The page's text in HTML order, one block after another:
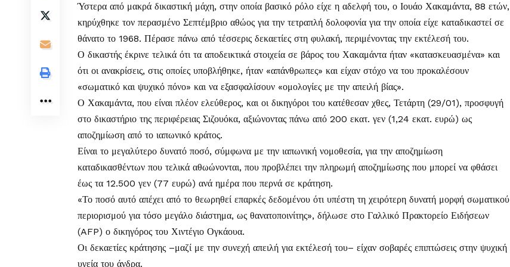
Ύστερα από μακρά δικαστική μάχη, στην οποία βασικό ρόλο είχε η αδελφή του, ο Ιουάο Χακαμάντα, 88 ετών,
κηρύχθηκε τον περασμένο Σεπτέμβριο αθώος για την τετραπλή δολοφονία για την οποία είχε καταδικαστεί σε
θάνατο το 1968. Πέρασε πάνω από τέσσερις δεκαετίες στη φυλακή, περιμένοντας την εκτέλεσή του.
Ο δικαστής έκρινε τελικά ότι τα αποδεικτικά στοιχεία σε βάρος του Χακαμάντα ήταν «κατασκευασμένα» και
ότι οι ανακρίσεις, στις οποίες υποβλήθηκε, ήταν «απάνθρωπες» και είχαν στόχο να του προκαλέσουν
«σωματικό και ψυχικό πόνο» και να εξασφαλίσουν «ομολογίες με την απειλή βίας».
Ο Χακαμάντα, που είναι πλέον ελεύθερος, και οι δικηγόροι του κατέθεσαν χθες, Τετάρτη (29/01), προσφυγή
στο δικαστήριο της περιφέρειας Σιζουόκα, αξιώνοντας πάνω από 200 εκατ. γεν (1,24 εκατ. ευρώ) ως
αποζημίωση από το ιαπωνικό κράτος.
Είναι το μεγαλύτερο δυνατό ποσό, σύμφωνα με την ιαπωνική νομοθεσία, για την αποζημίωση
καταδικασθέντων που τελικά αθωώνονται, που προβλέπει την πληρωμή αποζημίωσης που μπορεί να φθάσει
έως τα 12.500 γεν (77 ευρώ) ανά ημέρα που περνά σε κράτηση.
«Το ποσό αυτό απέχει από το θεωρηθεί επαρκές δεδομένου ότι υπέστη τη χειρότερη δυνατή μορφή σωματικού
περιορισμού για τόσο μεγάλο διάστημα, ως θανατοποινίτης», δήλωσε στο Γαλλικό Πρακτορείο Ειδήσεων
(AFP) ο δικηγόρος του Χιντέγιο Ογκάουα.
Οι δεκαετίες κράτησης –μαζί με την συνεχή απειλή για εκτέλεσή του– είχαν σοβαρές επιπτώσεις στην ψυχική
υγεία του άνδρα.